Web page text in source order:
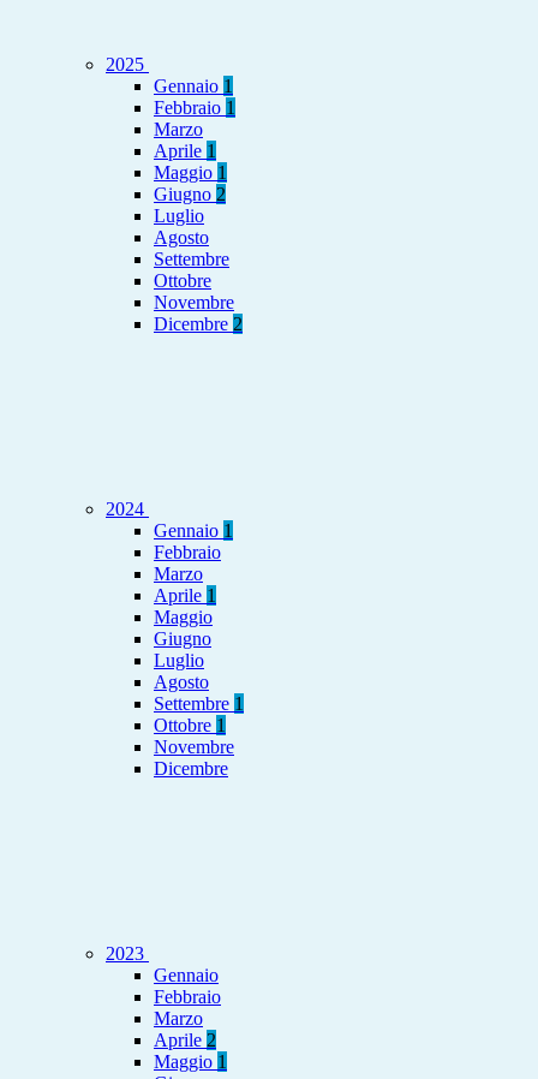
2025
Gennaio 1
Febbraio 1
Marzo
Aprile 1
Maggio 1
Giugno 2
Luglio
Agosto
Settembre
Ottobre
Novembre
Dicembre 2
2024
Gennaio 1
Febbraio
Marzo
Aprile 1
Maggio
Giugno
Luglio
Agosto
Settembre 1
Ottobre 1
Novembre
Dicembre
2023
Gennaio
Febbraio
Marzo
Aprile 2
Maggio 1